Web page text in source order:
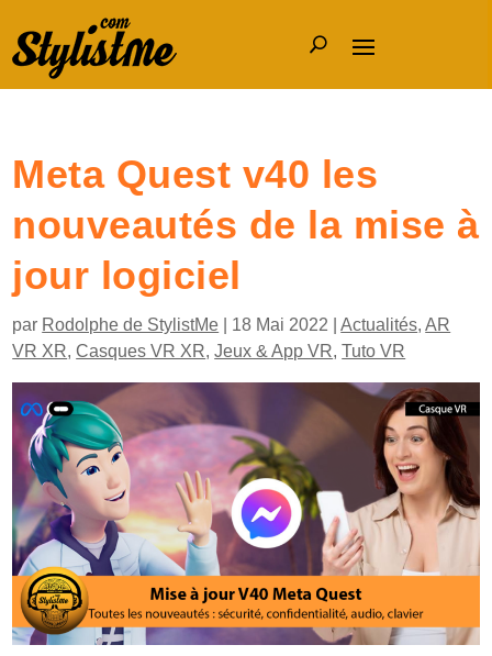
Meta Quest v40 les
nouveautés de la mise à
jour logiciel
par Rodolphe de StylistMe 18 Mai 2022 |Actualités,AR
VR XR,Casques VR XR,Jeux & App VR,Tuto VR